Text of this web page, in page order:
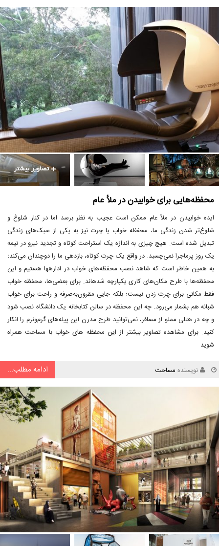
محفظه‌هایی برای خوابیدن در ملأ عام
ایده خوابیدن در ملأ عام ممکن است عجیب به نظر برسد اما در کنار شلوغ و
شلوغ‌تر شدن زندگی ما، محفظه خواب یا چرت نیز به یکی از سبک‌های زندگی
تبدیل شده است. هیچ چیزی به اندازه یک استراحت کوتاه و تجدید نیرو در نیمه
یک روز پرماجرا نمی‌چسبد. در واقع یک چرت کوتاه، بازدهی ما را دوچندان می‌کند؛
به همین خاطر است که شاهد نصب محفظه‌های خواب در ادارهها هستیم و این
محفظه‌ها با طرح مکان‌های کاری یکپارچه شدهاند. برای بعضی‌ها، محفظه خواب
فقط مکانی برای چرت زدن نیست؛ بلکه جایی مقرون‌به‌صرفه و راحت برای خواب
شبانه هم بشمار می‌رود. چه این محفظه در سالن کتابخانه یک دانشگاه نصب شود
و چه در هتلی مملو از مسافر، نمی‌توانید طرح مدرن این پیله‌های گرم‌ونرم را انکار
کنید. برای مشاهده تصاویر بیشتر از این محفظه های خواب با مساحت همراه
شوید
نویسنده مساحت ادامه مطلب...